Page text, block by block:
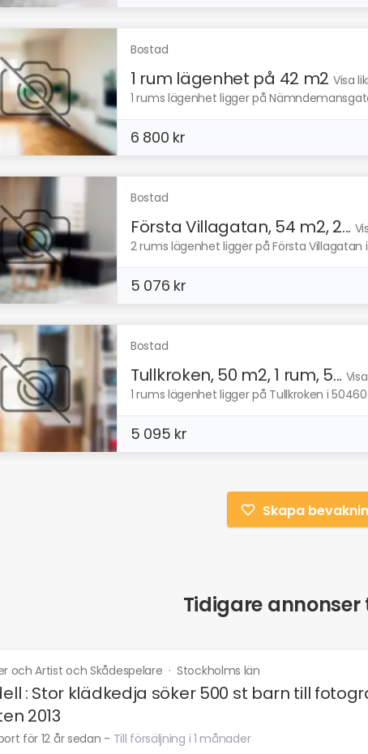
Bostad
1 rum lägenhet på 42 m2 Visa
1 rums lägenhet ligger på
6 800 kr
Bostad
Första Villagatan, 54 m2, 2...
2 rums lägenhet ligger på Första Villagatan
5 076 kr
Bostad
Tullkroken, 50 m2, 1 rum, 5...
1 rums lägenhet ligger på Tullkroken i
5 095 kr
Skapa
Tidigare annonser
och Artist och Skådespelare ·Stockholms län
: Stor klädkedja söker 500 st barn till
2013
för 12 år sedan - Till försäljning i 1 månader